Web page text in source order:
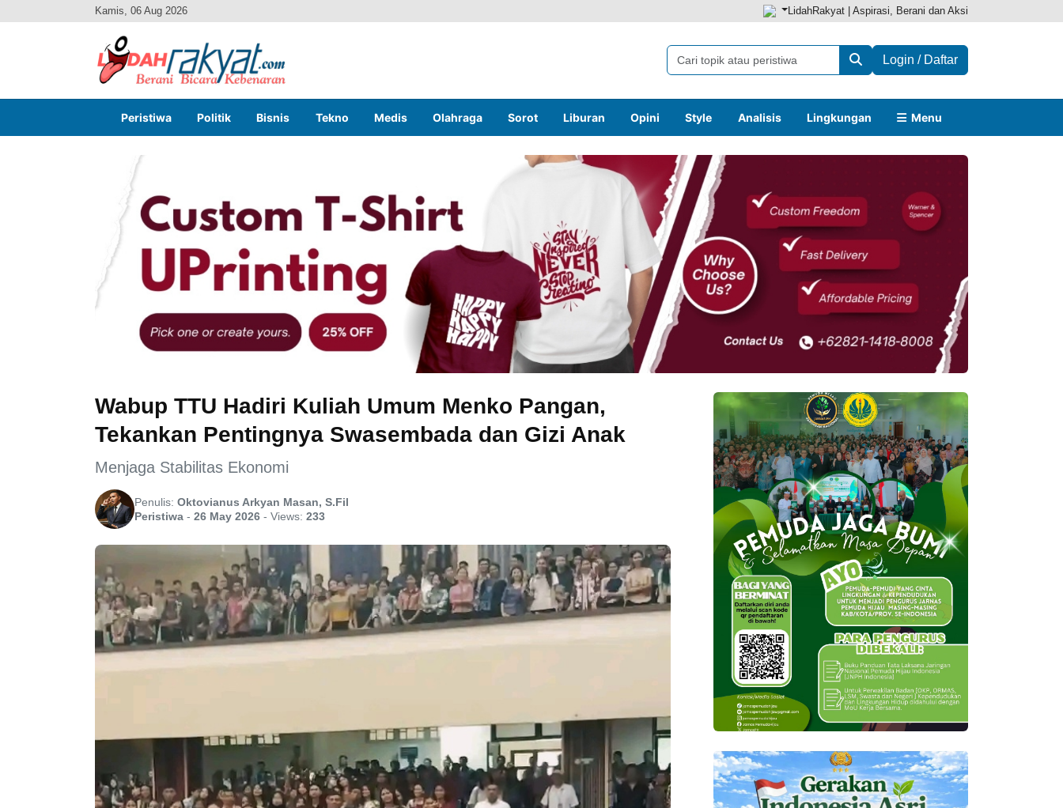
Kamis, 06 Aug 2026 LidahRakyat | Aspirasi, Berani dan Aksi
Login / Daftar
Peristiwa Politik Bisnis Tekno Medis Olahraga Sorot Liburan Opini Style Analisis Lingkungan Menu
Wabup TTU Hadiri Kuliah Umum Menko Pangan,
Tekankan Pentingnya Swasembada dan Gizi Anak
Menjaga Stabilitas Ekonomi
Penulis: Oktovianus Arkyan Masan, S.Fil
Peristiwa - 26 May 2026 - Views: 233